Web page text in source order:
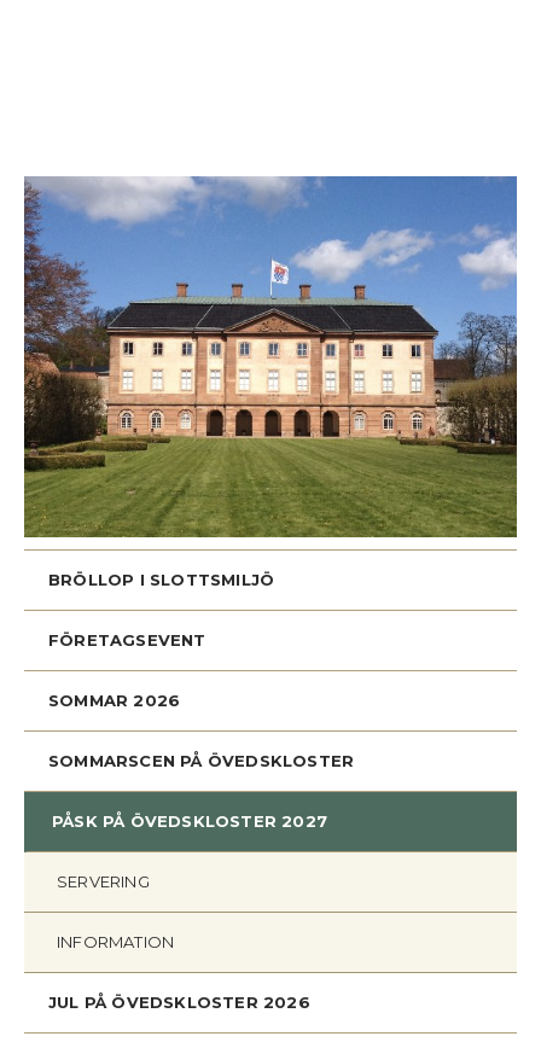
BRÖLLOP I SLOTTSMILJÖ
FÖRETAGSEVENT
SOMMAR 2026
SOMMARSCEN PÅ ÖVEDSKLOSTER
PÅSK PÅ ÖVEDSKLOSTER 2027
SERVERING
INFORMATION
JUL PÅ ÖVEDSKLOSTER 2026